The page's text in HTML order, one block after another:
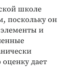
школе
поскольку он
и
дает